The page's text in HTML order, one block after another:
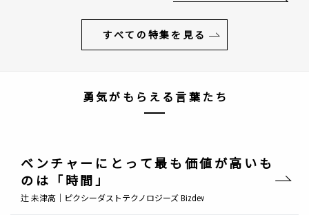
すべての特集を見る
勇気がもらえる言葉たち
ベンチャーにとって最も価値が高いも
のは「時間」
辻 未津高｜ピクシーダストテクノロジーズ Bizdev